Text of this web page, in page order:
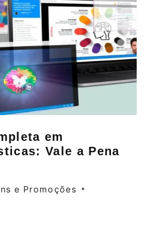
em
Vale a Pena
e Promoções